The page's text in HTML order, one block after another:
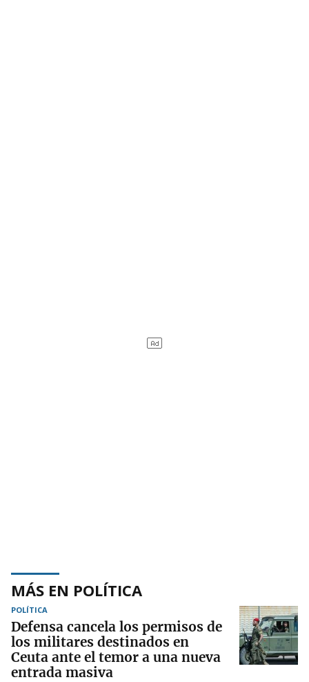
MÁS EN POLÍTICA
POLÍTICA
Defensa cancela los permisos de
los militares destinados en
Ceuta ante el temor a una nueva
entrada masiva